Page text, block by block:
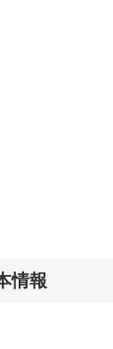
情報